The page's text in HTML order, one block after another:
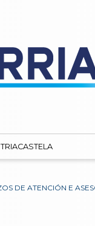
TRIACASTELA
DE ATENCIÓN E